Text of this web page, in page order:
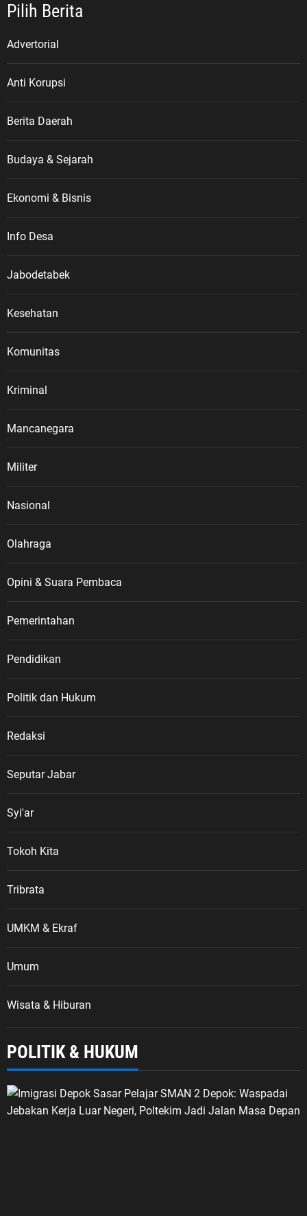
Pilih Berita
Advertorial
Anti Korupsi
Berita Daerah
Budaya & Sejarah
Ekonomi & Bisnis
Info Desa
Jabodetabek
Kesehatan
Komunitas
Kriminal
Mancanegara
Militer
Nasional
Olahraga
Opini & Suara Pembaca
Pemerintahan
Pendidikan
Politik dan Hukum
Redaksi
Seputar Jabar
Syi'ar
Tokoh Kita
Tribrata
UMKM & Ekraf
Umum
Wisata & Hiburan
POLITIK & HUKUM